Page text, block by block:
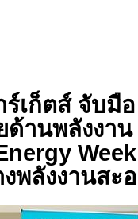
เก็ตส์ จับมื
ด้านพลังงา
พลังงานสะ